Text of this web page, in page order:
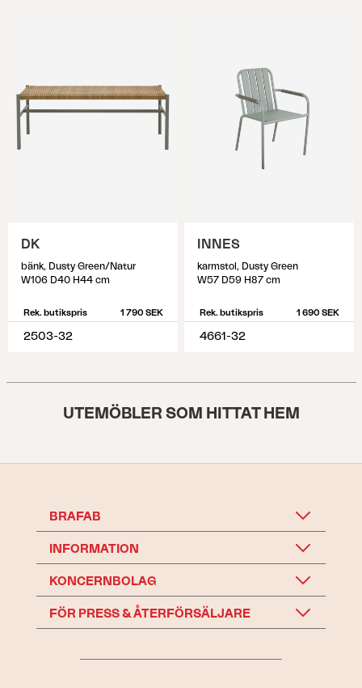
DK
bänk, Dusty Green/Natur
W106 D40 H44 cm
Rek. butikspris 1 790 SEK
2503-32
INNES
karmstol, Dusty Green
W57 D59 H87 cm
Rek. butikspris 1 690 SEK
4661-32
UTEMÖBLER SOM HITTAT HEM
BRAFAB
INFORMATION
KONCERNBOLAG
FÖR PRESS & ÅTERFÖRSÄLJARE